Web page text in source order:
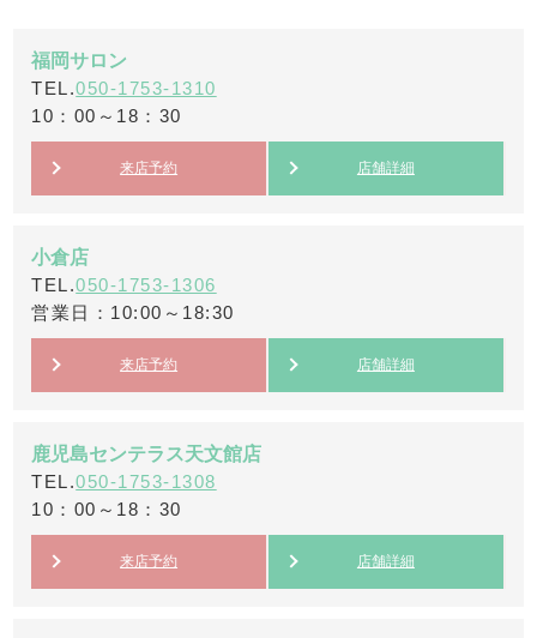
福岡サロン
TEL.050-1753-1310
10：00～18：30
来店予約 店舗詳細
小倉店
TEL.050-1753-1306
営業日：10:00～18:30
来店予約 店舗詳細
鹿児島センテラス天文館店
TEL.050-1753-1308
10：00～18：30
来店予約 店舗詳細